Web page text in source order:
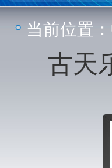
当前位置：
古天